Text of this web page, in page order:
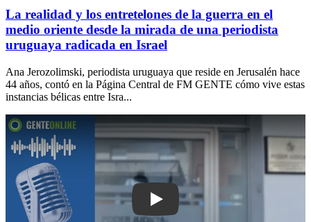
La realidad y los entretelones de la guerra en el
medio oriente desde la mirada de una periodista
uruguaya radicada en Israel
Ana Jerozolimski, periodista uruguaya que reside en Jerusalén hace
44 años, contó en la Página Central de FM GENTE cómo vive estas
instancias bélicas entre Isra...
Play: En el interior del país se